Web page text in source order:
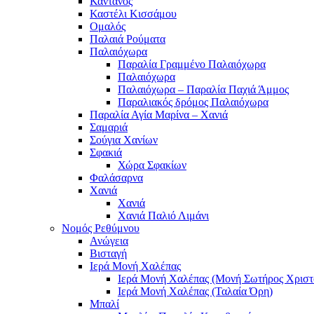
Καστέλι Κισσάμου
Ομαλός
Παλαιά Ρούματα
Παλαιόχωρα
Παραλία Γραμμένο Παλαιόχωρα
Παλαιόχωρα
Παλαιόχωρα – Παραλία Παχιά Άμμος
Παραλιακός δρόμος Παλαιόχωρα
Παραλία Αγία Μαρίνα – Χανιά
Σαμαριά
Σούγια Χανίων
Σφακιά
Χώρα Σφακίων
Φαλάσαρνα
Χανιά
Χανιά
Χανιά Παλιό Λιμάνι
Νομός Ρεθύμνου
Ανώγεια
Βισταγή
Ιερά Μονή Χαλέπας
Ιερά Μονή Χαλέπας (Μονή Σωτήρος
Ιερά Μονή Χαλέπας (Ταλαία Όρη)
Μπαλί